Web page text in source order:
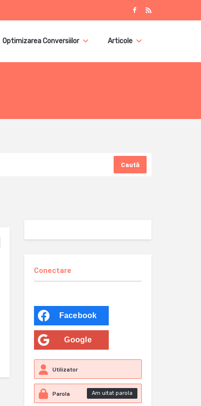
Optimizarea Conversiilor Articole
Caută
Conectare
Facebook
Google
Am uitat parola